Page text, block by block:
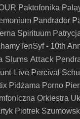
Paktofonika
Pandrador
Spirituum
- 10th
Slums Attack
Live Percival
Pidżama Porno
Orkiestra
Piotrek